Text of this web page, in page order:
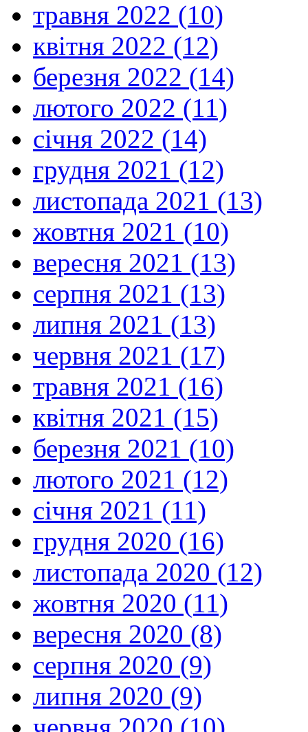
травня 2022 (10)
квітня 2022 (12)
березня 2022 (14)
лютого 2022 (11)
січня 2022 (14)
грудня 2021 (12)
листопада 2021 (13)
жовтня 2021 (10)
вересня 2021 (13)
серпня 2021 (13)
липня 2021 (13)
червня 2021 (17)
травня 2021 (16)
квітня 2021 (15)
березня 2021 (10)
лютого 2021 (12)
січня 2021 (11)
грудня 2020 (16)
листопада 2020 (12)
жовтня 2020 (11)
вересня 2020 (8)
серпня 2020 (9)
липня 2020 (9)